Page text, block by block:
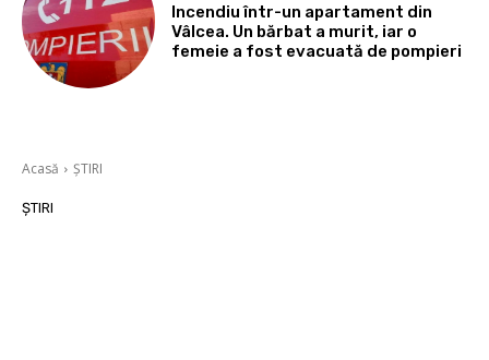
Incendiu într-un apartament din
Vâlcea. Un bărbat a murit, iar o
femeie a fost evacuată de pompieri